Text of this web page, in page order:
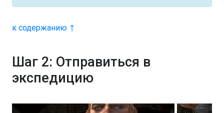
к содержанию ↑
Шаг 2: Отправиться в
экспедицию